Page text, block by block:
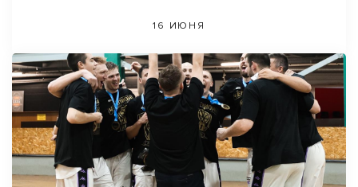
16 ИЮНЯ